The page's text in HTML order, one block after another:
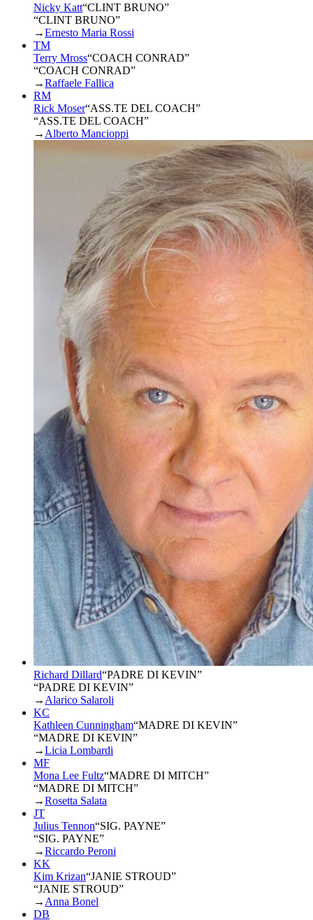
Nicky Katt“CLINT BRUNO”
“CLINT BRUNO”
→Ernesto Maria Rossi
TM
Terry Mross“COACH CONRAD”
“COACH CONRAD”
→Raffaele Fallica
RM
Rick Moser“ASS.TE DEL COACH”
“ASS.TE DEL COACH”
→ Alberto Mancioppi
Richard Dillard“PADRE DI KEVIN”
“PADRE DI KEVIN”
→ Alarico Salaroli
KC
Kathleen Cunningham“MADRE DI KEVIN”
“MADRE DI KEVIN”
→Licia Lombardi
MF
Mona Lee Fultz“MADRE DI MITCH”
“MADRE DI MITCH”
→Rosetta Salata
JT
Julius Tennon“SIG. PAYNE”
“SIG. PAYNE”
→Riccardo Peroni
KK
Kim Krizan“JANIE STROUD”
“JANIE STROUD”
→ Anna Bonel
DB